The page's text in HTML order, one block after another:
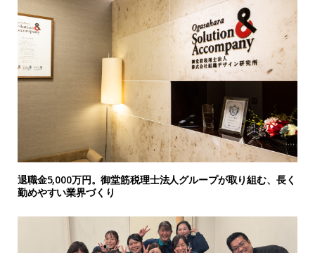
退職金5,000万円。御堂筋税理士法人グループが取り組む、長く
勤めやすい業界づくり